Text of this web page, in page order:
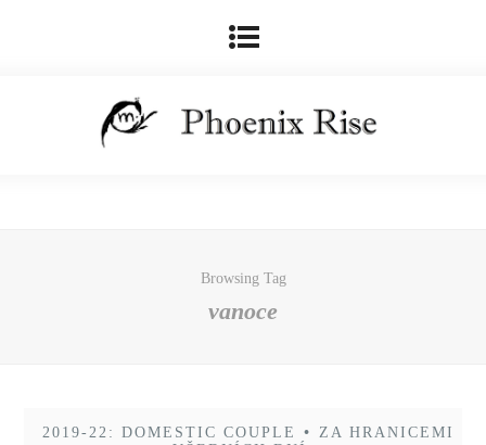
Browsing Tag
vanoce
2019-22: DOMESTIC COUPLE •
ZA HRANICEMI